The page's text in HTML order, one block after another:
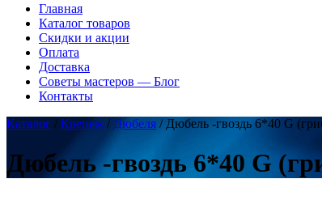
Главная
Каталог товаров
Скидки и акции
Оплата
Доставка
Советы мастеров — Блог
Контакты
Каталог / Крепеж / Дюбеля / Дюбель -гвоздь 6*40 G
Дюбель -гвоздь 6*40 G